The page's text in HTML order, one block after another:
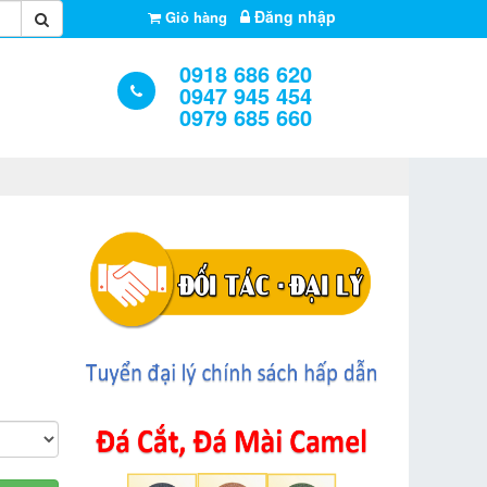
Giỏ hàng Đăng nhập
0918 686 620
0947 945 454
0979 685 660